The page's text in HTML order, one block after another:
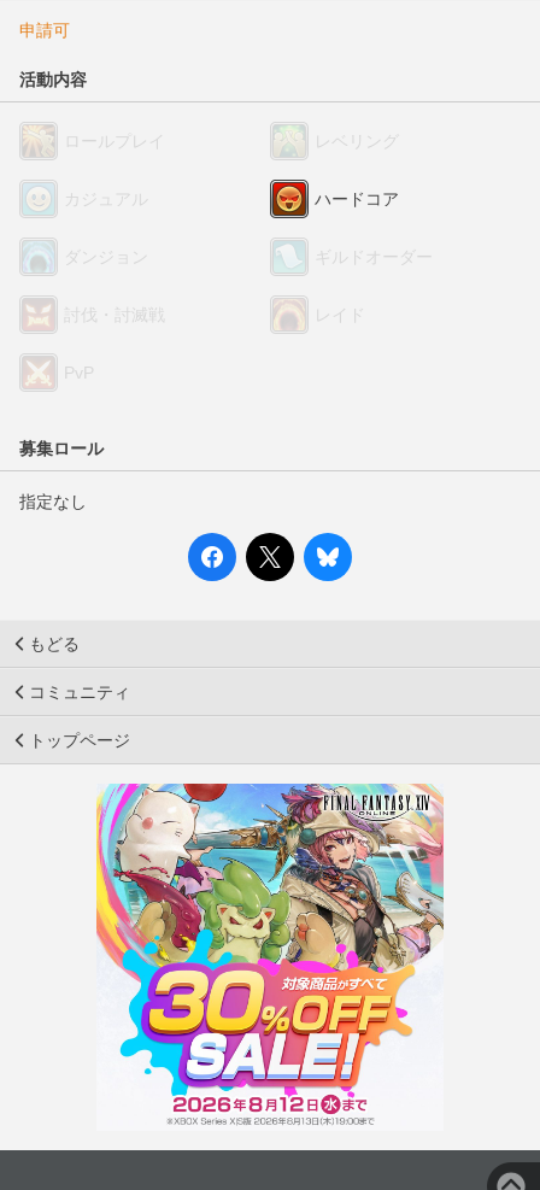
申請可
活動内容
ロールプレイ レベリング
カジュアル ハードコア
ダンジョン ギルドオーダー
討伐・討滅戦 レイド
PvP
募集ロール
指定なし
もどる
コミュニティ
トップページ